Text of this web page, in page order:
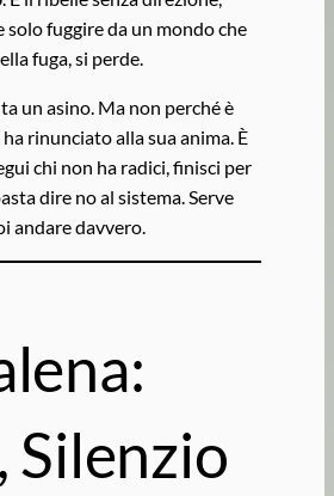
solo fuggire da un mondo che
fuga, si perde.
un asino. Ma non perché è
rinunciato alla sua anima. È
chi non ha radici, finisci per
dire no al sistema. Serve
andare davvero.
Silenzio